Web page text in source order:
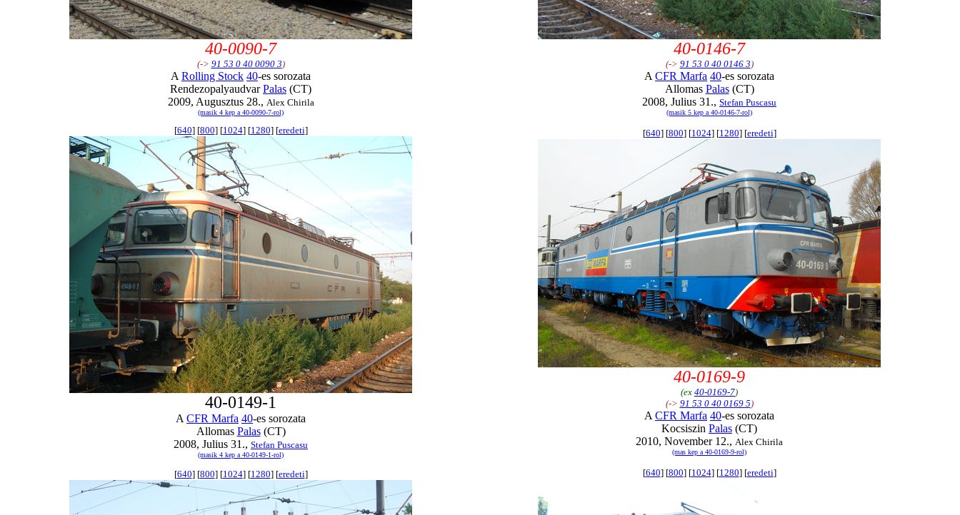
40-0090-7
(-> 91 53 0 40 0090 3)
A Rolling Stock 40-es sorozata
RendezopalyaudvarPalas (CT)
2009, Augusztus 28., Alex Chirila
(masik 4 kep a 40-0090-7-rol)
40-0146-7
(-> 91 53 0 40 0146 3)
A CFR Marfa 40-es sorozata
Allomas Palas(CT)
2008, Julius 31., Stefan Puscasu
(masik 5 kep a 40-0146-7-rol)
[640] [800] [1024] [1280] [eredeti]
40-0149-1
A CFR Marfa 40-es sorozata
Allomas Palas(CT)
2008, Julius 31., Stefan Puscasu
(masik 4 kep a 40-0149-1-rol)
[640] [800] [1024] [1280] [eredeti]
40-0169-9
(ex 40-0169-7)
(-> 91 53 0 40 0169 5)
A CFR Marfa 40-es sorozata
Kocsiszin Palas (CT)
2010, November 12., Alex Chirila
(mas kep a 40-0169-9-rol)
[640] [800] [1024] [1280] [eredeti] [640] [800] [1024] [1280] [eredeti]